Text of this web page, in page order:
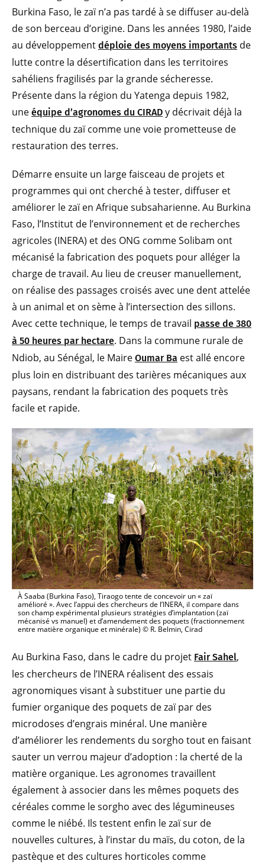
Burkina Faso, le zaï n’a pas tardé à se diffuser au-delà
de son berceau d’origine. Dans les années 1980, l’aide
au développement déploie des moyens importants de
lutte contre la désertification dans les territoires
sahéliens fragilisés par la grande sécheresse.
Présente dans la région du Yatenga depuis 1982,
une équipe d’agronomes du CIRAD y décrivait déjà la
technique du zaï comme une voie prometteuse de
restauration des terres.
Démarre ensuite un large faisceau de projets et
programmes qui ont cherché à tester, diffuser et
améliorer le zaï en Afrique subsaharienne. Au Burkina
Faso, l’Institut de l’environnement et de recherches
agricoles (INERA) et des ONG comme Solibam ont
mécanisé la fabrication des poquets pour alléger la
charge de travail. Au lieu de creuser manuellement,
on réalise des passages croisés avec une dent attelée
à un animal et on sème à l’intersection des sillons.
Avec cette technique, le temps de travail passe de 380
à 50 heures par hectare. Dans la commune rurale de
Ndiob, au Sénégal, le Maire Oumar Ba est allé encore
plus loin en distribuant des tarières mécaniques aux
paysans, rendant la fabrication des poquets très
facile et rapide.
À Saaba (Burkina Faso), Tiraogo tente de concevoir un « zaï
amélioré ». Avec l’appui des chercheurs de l’INERA, il compare dans
son champ expérimental plusieurs stratégies d’implantation (zaï
mécanisé vs manuel) et d’amendement des poquets (fractionnement
entre matière organique et minérale) © R. Belmin, Cirad
Au Burkina Faso, dans le cadre du projet Fair Sahel,
les chercheurs de l’INERA réalisent des essais
agronomiques visant à substituer une partie du
fumier organique des poquets de zaï par des
microdoses d’engrais minéral. Une manière
d’améliorer les rendements du sorgho tout en faisant
sauter un verrou majeur d’adoption : la cherté de la
matière organique. Les agronomes travaillent
également à associer dans les mêmes poquets des
céréales comme le sorgho avec des légumineuses
comme le niébé. Ils testent enfin le zaï sur de
nouvelles cultures, à l’instar du maïs, du coton, de la
pastèque et des cultures horticoles comme